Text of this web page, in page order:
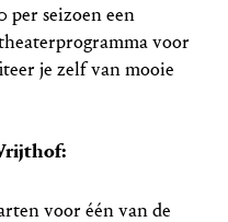
per seizoen een
voor
je zelf van mooie
voor één van de